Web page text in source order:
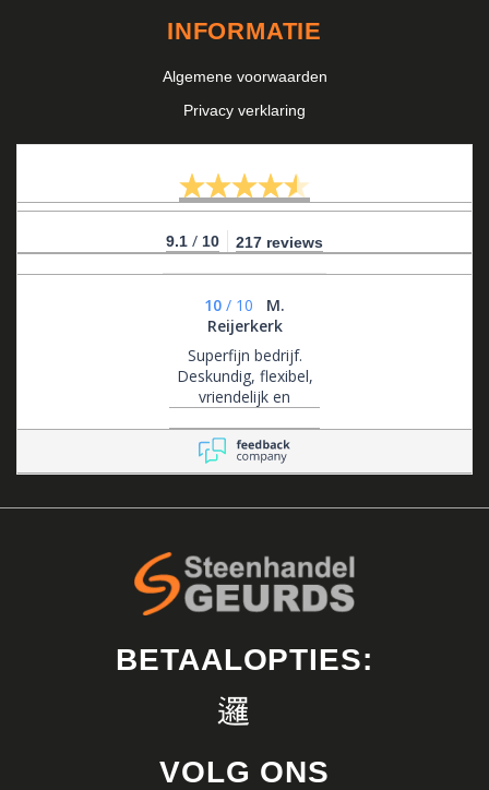
INFORMATIE
Algemene voorwaarden
Privacy verklaring
9.1 / 10 217 reviews
10 / 10
M.
Reijerkerk
Superfijn bedrijf.
Deskundig, flexibel,
vriendelijk en
BETAALOPTIES:
VOLG ONS